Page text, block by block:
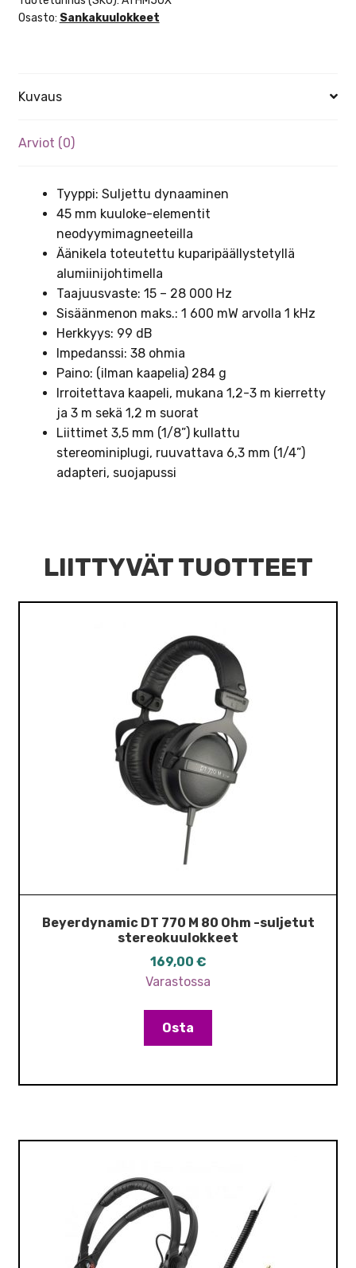
Osasto: Sankakuulokkeet
Kuvaus
Arviot (0)
Tyyppi: Suljettu dynaaminen
45 mm kuuloke-elementit
neodyymimagneeteilla
Äänikela toteutettu kuparipäällystetyllä
alumiinijohtimella
Taajuusvaste: 15 – 28 000 Hz
Sisäänmenon maks.: 1 600 mW arvolla 1 kHz
Herkkyys: 99 dB
Impedanssi: 38 ohmia
Paino: (ilman kaapelia) 284 g
Irroitettava kaapeli, mukana 1,2-3 m kierretty
ja 3 m sekä 1,2 m suorat
Liittimet 3,5 mm (1/8”) kullattu
stereominiplugi, ruuvattava 6,3 mm (1/4”)
adapteri, suojapussi
LIITTYVÄT TUOTTEET
Beyerdynamic DT 770 M 80 Ohm -suljetut
stereokuulokkeet
169,00 €
Varastossa
Osta